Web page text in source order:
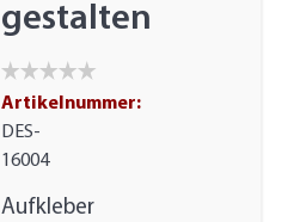
gestalten
Artikelnummer:
DES-
16004
Aufkleber